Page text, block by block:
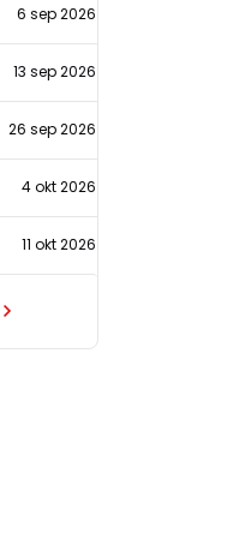
6 sep 2026
13 sep 2026
26 sep 2026
4 okt 2026
11 okt 2026